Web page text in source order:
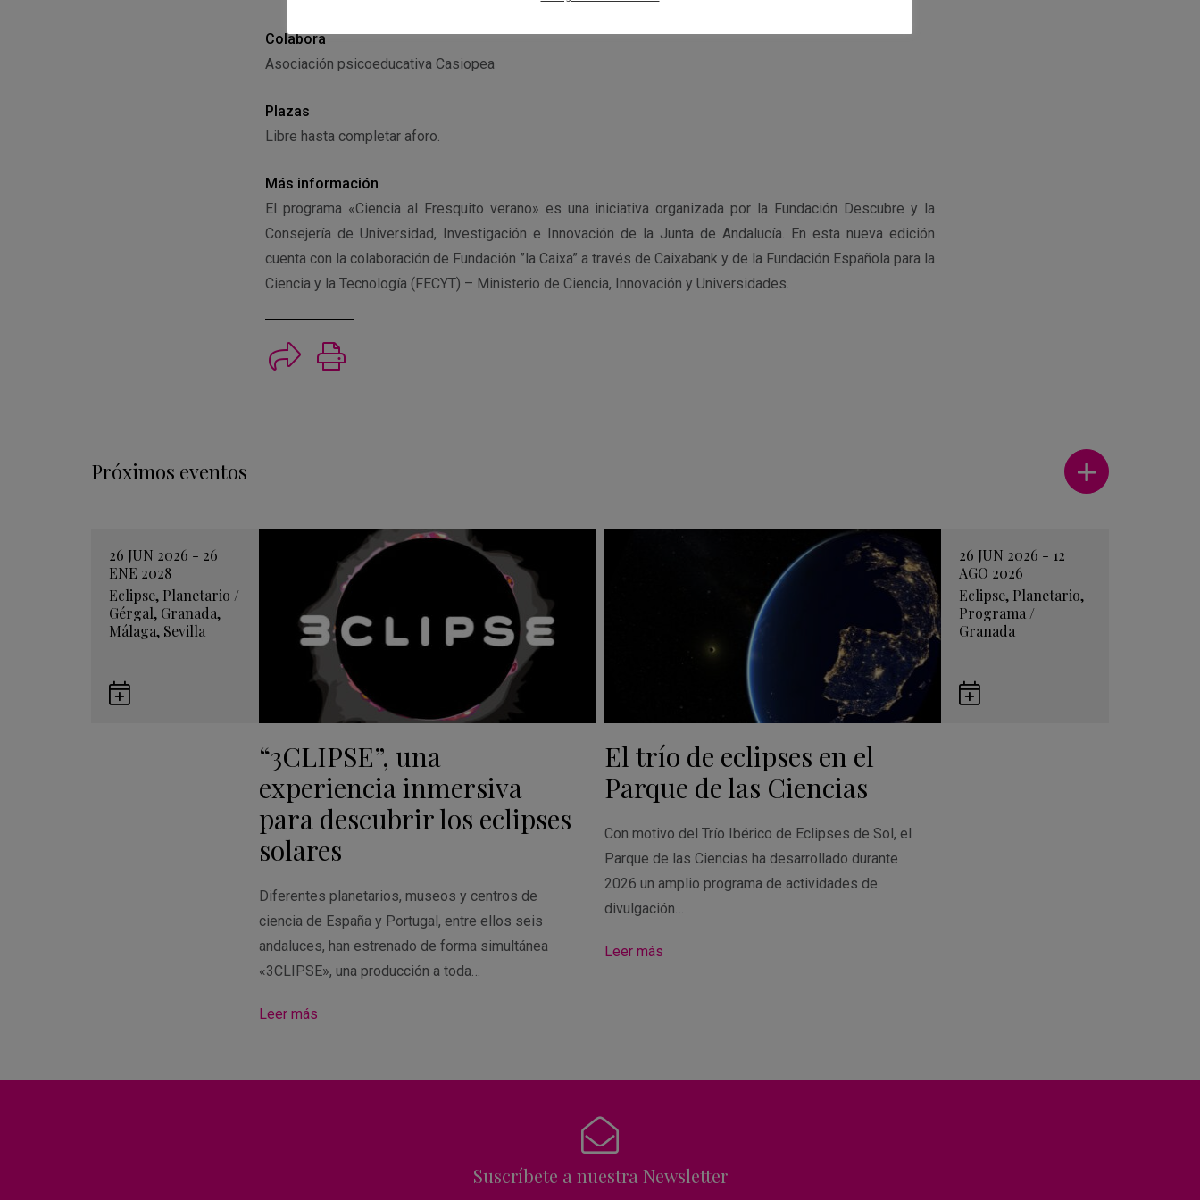
Colabora
Asociación psicoeducativa Casiopea
Plazas
Libre hasta completar aforo.
Más información
El programa «Ciencia al Fresquito verano» es una iniciativa organizada por la Fundación Descubre y la
Consejería de Universidad, Investigación e Innovación de la Junta de Andalucía. En esta nueva edición
cuenta con la colaboración de Fundación ”la Caixa” a través de Caixabank y de la Fundación Española para la
Ciencia y la Tecnología (FECYT) – Ministerio de Ciencia, Innovación y Universidades.
Próximos eventos
Ver más
26 JUN 2026 - 26
ENE 2028
Eclipse, Planetario /
Gérgal, Granada,
Málaga, Sevilla
“3CLIPSE”, una
experiencia inmersiva
para descubrir los eclipses
solares
Diferentes planetarios, museos y centros de
ciencia de España y Portugal, entre ellos seis
andaluces, han estrenado de forma simultánea
«3CLIPSE», una producción a toda…
Leer más
26 JUN 2026 - 12
AGO 2026
Eclipse, Planetario,
Programa /
Granada
El trío de eclipses en el
Parque de las Ciencias
Con motivo del Trío Ibérico de Eclipses de Sol, el
Parque de las Ciencias ha desarrollado durante
2026 un amplio programa de actividades de
divulgación…
Leer más
Suscríbete a nuestra Newsletter